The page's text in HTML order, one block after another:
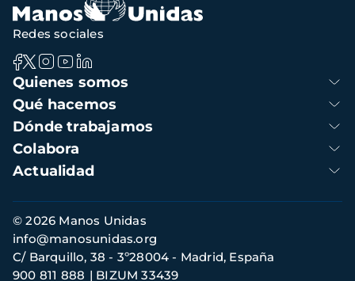
Navegación
principal
Quienes somos
Qué hacemos
Dónde trabajamos
Colabora
Actualidad
Redes sociales
Información
de
contacto
© 2026 Manos Unidas
C/ Barquillo, 38 - 3º28004 - Madrid, España
900 811 888
BIZUM 33439
info@manosunidas.org